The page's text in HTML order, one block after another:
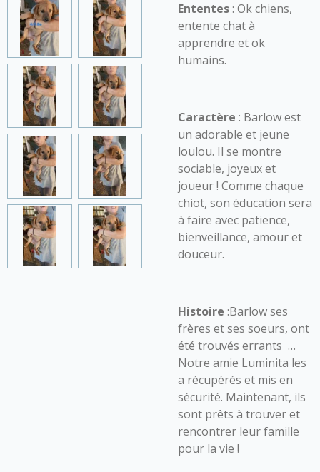
Ententes: Ok chiens,
entente chat à
apprendre et ok
humains.
Caractère : Barlow est
un adorable et jeune
loulou. Il se montre
sociable, joyeux et
joueur ! Comme chaque
chiot, son éducation sera
à faire avec patience,
bienveillance, amour et
douceur.
Histoire :Barlow ses
frères et ses soeurs, ont
été trouvés errants …
Notre amie Luminita les
a récupérés et mis en
sécurité. Maintenant, ils
sont prêts à trouver et
rencontrer leur famille
pour la vie !